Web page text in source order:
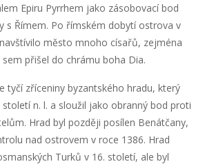
Epiru Pyrrhem jako zásobovací bod
s Římem. Po římském dobytí ostrova v
město mnoho císařů, zejména
přišel do chrámu boha Dia.
tyčí zříceniny byzantského hradu, který
n. l. a sloužil jako obranný bod proti
Hrad byl později posílen Benátčany,
nad ostrovem v roce 1386. Hrad
Turků v 16. století, ale byl